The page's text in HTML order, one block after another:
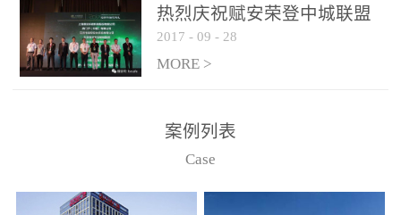
和监控端两大部分组成。
两者之间通过以太网相
联，一台监控主机最多可
从监控主机上获取，最多
只能接6台，超过的需从现
热烈庆祝赋安荣登中城联盟
联合采购战略合作平台
2017 - 09 - 28
MORE >
案例列表
Case